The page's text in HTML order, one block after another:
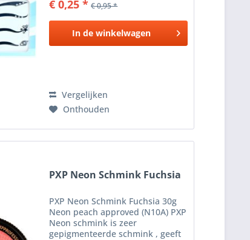
effect. Perfect voor feestjes ,
festivals...
€ 0,25 * € 0,95 *
In de winkelwagen
Vergelijken
Onthouden
PXP Neon Schmink Fuchsia
PXP Neon Schmink Fuchsia 30g
Neon peach approved (N10A) PXP
Neon schmink is zeer
gepigmenteerde schmink , geeft